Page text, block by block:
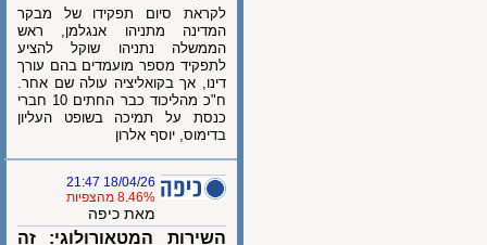
לקראת סיום תפקידו של מבקר
המדינה מתניהו אנגלמן, ראש
הממשלה נתניהו שוקל להציע
לתפקיד מספר מועמדים בהם עורך
דינו, אך בקואליציה עולה שם אחר.
ח"כ מהליכוד כבר החתים 10 חברי
כנסת על תמיכה בשופט העליון
בדימוס, יוסף אלרון
18/04/26 21:47
8.46% מהצפיות
מאת כיפה
השירות המטאורולוגי: זה